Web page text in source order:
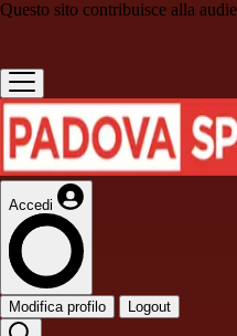
Questo sito contribuisce alla
Accedi
Modifica profilo Logout